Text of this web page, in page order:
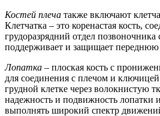
Костей плеча также включают
Клетчатка – это коренастая кость,
грудоразрядний отдел
поддерживает и защищает
Лопатка – плоская кость с
для соединения с плечом и
грудной клетке через волокнистую
надежность и подвижность лопатки
выполнять широкий спектр